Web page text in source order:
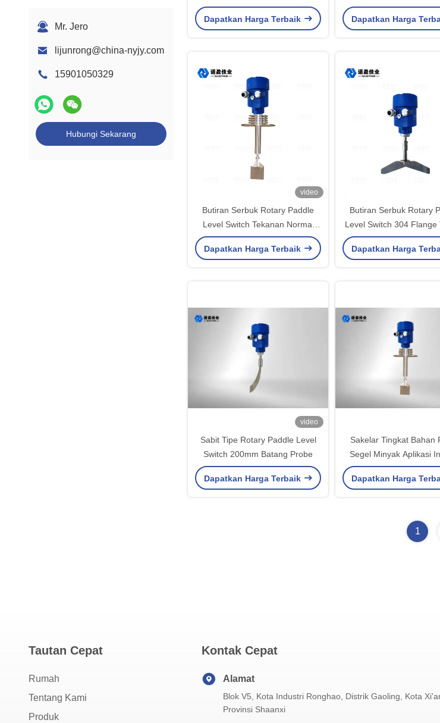
Mr. Jero
lijunrong@china-nyjy.com
15901050329
Hubungi Sekarang
Flange Thread
Dapatkan Harga Terbaik
Aluminium
Dapatkan Harga
video
Butiran Serbuk Rotary Paddle
Level Switch Tekanan Normal
Jenis Suhu Tinggi
Dapatkan Harga Terbaik
Butiran Serbuk Rotary
Level Switch 304 Flange
Dapatkan Harga
video
Sabit Tipe Rotary Paddle Level
Switch 200mm Batang Probe
Dapatkan Harga Terbaik
Sakelar Tingkat Bahan
Segel Minyak Aplikasi
Anti Debu
Dapatkan Harga
1
Tautan Cepat
Rumah
Tentang Kami
Produk
Kontak Cepat
Alamat
Blok V5, Kota Industri Ronghao, Distrik Gaoling, Kota
Provinsi Shaanxi